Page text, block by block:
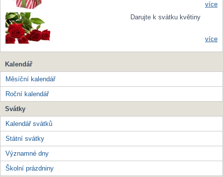
více
Darujte k svátku květiny
více
Kalendář
Měsíční kalendář
Roční kalendář
Svátky
Kalendář svátků
Státní svátky
Významné dny
Školní prázdniny